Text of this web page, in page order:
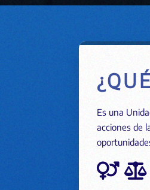
Es una
acciones de